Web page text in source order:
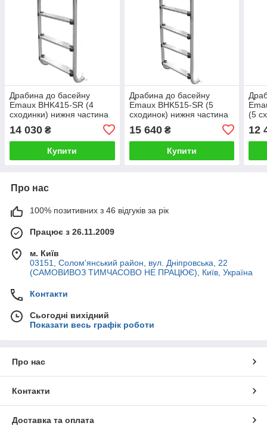
Драбина до басейну
Emaux BHK415-SR (4
сходинки) нижня частина
14 030 ₴
Купити
Драбина до басейну
Emaux BHK515-SR (5
сходинок) нижня частина
15 640₴
Купити
(5
12
Про нас
100% позитивних з 46 відгуків за рік
Працює з 26.11.2009
м. Київ
03151, Солом'янський район, вул. Дніпровська, 22
(САМОВИВОЗ ТИМЧАСОВО НЕ ПРАЦЮЄ), Київ, Україна
Контакти
Сьогодні вихідний
Показати весь графік роботи
Про нас
Контакти
Доставка та оплата